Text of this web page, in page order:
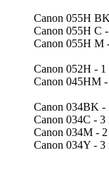
Canon 055H
Canon 055H C
Canon 055H M
Canon 052H -
Canon 045HM
Canon 034BK -
Canon 034C -
Canon 034M -
Canon 034Y - 3